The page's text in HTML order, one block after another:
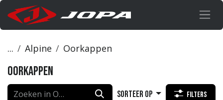
Overslaan naar inhoud
... Alpine Oorkappen
Oorkappen
Sorteer op Filters